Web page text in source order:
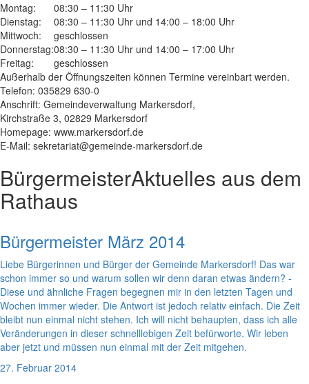
Montag:
08:30 – 11:30 Uhr
Dienstag:
08:30 – 11:30 Uhr und 14:00 – 18:00 Uhr
Mittwoch:
geschlossen
Donnerstag:08:30 – 11:30 Uhr und 14:00 – 17:00 Uhr
Freitag:
geschlossen
Außerhalb der Öffnungszeiten können Termine vereinbart werden.
Telefon: 035829 630-0
Anschrift: Gemeindeverwaltung Markersdorf,
Kirchstraße 3, 02829 Markersdorf
Homepage: www.markersdorf.de
E-Mail: sekretariat@gemeinde-markersdorf.de
BürgermeisterAktuelles aus dem
Rathaus
Bürgermeister März 2014
Liebe Bürgerinnen und Bürger der Gemeinde Markersdorf! Das war
schon immer so und warum sollen wir denn daran etwas ändern? -
Diese und ähnliche Fragen begegnen mir in den letzten Tagen und
Wochen immer wieder. Die Antwort ist jedoch relativ einfach. Die Zeit
bleibt nun einmal nicht stehen. Ich will nicht behaupten, dass ich alle
Veränderungen in dieser schnelllebigen Zeit befürworte. Wir leben
aber jetzt und müssen nun einmal mit der Zeit mitgehen.
27. Februar 2014